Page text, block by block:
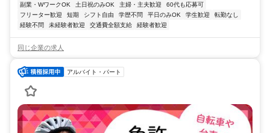
副業・WワークOK
土日祝のみOK 主婦・主夫歓迎
60代も応募可
フリーター歓迎
短期 シフト自由 学歴不問 平日のみOK 学生歓迎
転勤なし
経験不問
未経験者歓迎 交通費全額支給 経験者歓迎
同じ企業の求人
アルバイト・パート